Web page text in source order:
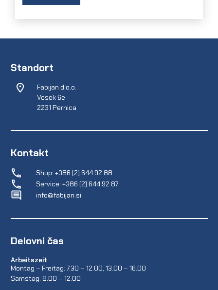
Standort
Fabijan d.o.o.
Vosek 6e
2231 Pernica
Kontakt
Shop: +386 (2) 644 92 88
Service: +386 (2) 644 92 87
info@fabijan.si
Delovni čas
Arbeitszeit
Montag – Freitag: 7.30 – 12.00, 13.00 – 16.00
Samstag: 8.00 – 12.00